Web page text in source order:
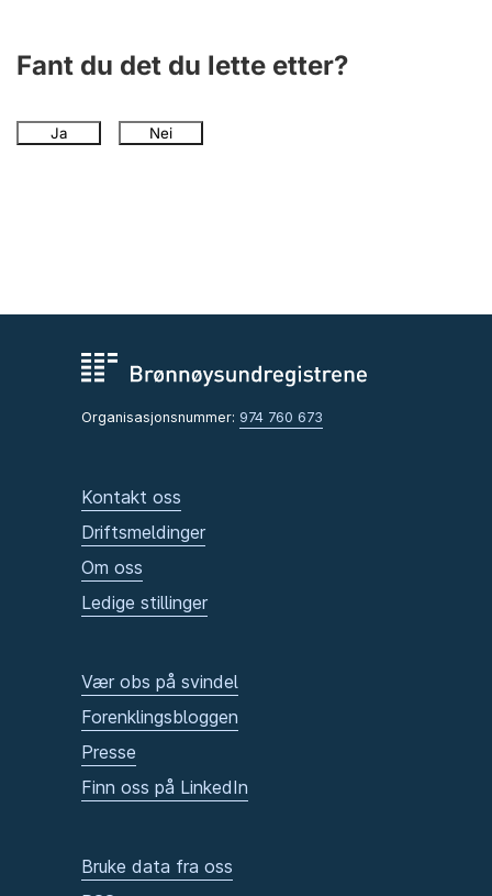
Fant du det du lette etter?
Ja Nei
Organisasjonsnummer: 974 760 673
Kontakt oss
Driftsmeldinger
Om oss
Ledige stillinger
Vær obs på svindel
Forenklingsbloggen
Presse
Finn oss på LinkedIn
Bruke data fra oss